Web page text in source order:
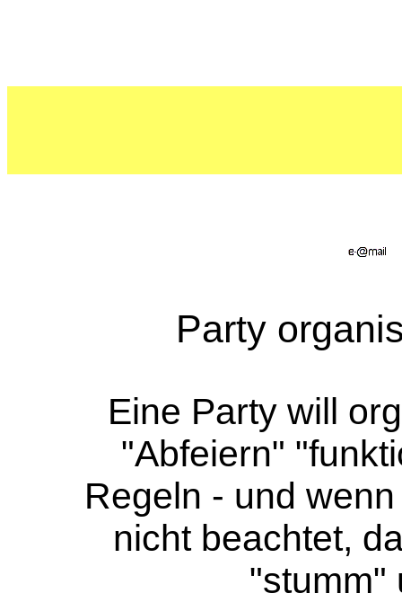
Party
Eine Party will
"Abfeiern"
Regeln - und
nicht beachtet,
"stumm"